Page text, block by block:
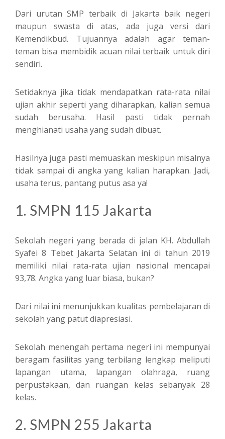
Dari urutan SMP terbaik di Jakarta baik negeri
maupun swasta di atas, ada juga versi dari
Kemendikbud. Tujuannya adalah agar teman-
teman bisa membidik acuan nilai terbaik untuk diri
sendiri.
Setidaknya jika tidak mendapatkan rata-rata nilai
ujian akhir seperti yang diharapkan, kalian semua
sudah berusaha. Hasil pasti tidak pernah
menghianati usaha yang sudah dibuat.
Hasilnya juga pasti memuaskan meskipun misalnya
tidak sampai di angka yang kalian harapkan. Jadi,
usaha terus, pantang putus asa ya!
1. SMPN 115 Jakarta
Sekolah negeri yang berada di jalan KH. Abdullah
Syafei 8 Tebet Jakarta Selatan ini di tahun 2019
memiliki nilai rata-rata ujian nasional mencapai
93,78. Angka yang luar biasa, bukan?
Dari nilai ini menunjukkan kualitas pembelajaran di
sekolah yang patut diapresiasi.
Sekolah menengah pertama negeri ini mempunyai
beragam fasilitas yang terbilang lengkap meliputi
lapangan utama, lapangan olahraga, ruang
perpustakaan, dan ruangan kelas sebanyak 28
kelas.
2. SMPN 255 Jakarta